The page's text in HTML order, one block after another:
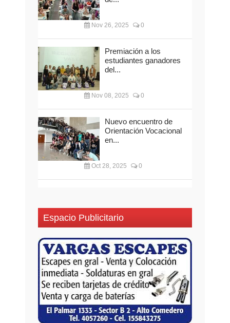
Nov 26, 2025 0
Premiación a los
estudiantes ganadores
del...
Nov 08, 2025 0
Nuevo encuentro de
Orientación Vocacional
en...
Oct 28, 2025 0
Espacio Publicitario